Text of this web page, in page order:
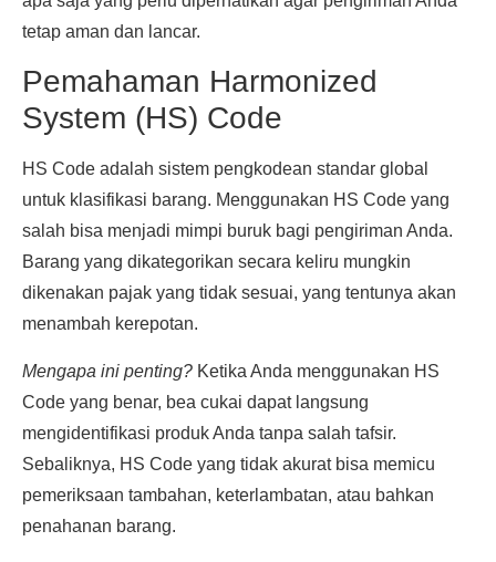
tetap aman dan lancar.
Pemahaman Harmonized
System (HS) Code
HS Code adalah sistem pengkodean standar global
untuk klasifikasi barang. Menggunakan HS Code yang
salah bisa menjadi mimpi buruk bagi pengiriman Anda.
Barang yang dikategorikan secara keliru mungkin
dikenakan pajak yang tidak sesuai, yang tentunya akan
menambah kerepotan.
Mengapa ini penting? Ketika Anda menggunakan HS
Code yang benar, bea cukai dapat langsung
mengidentifikasi produk Anda tanpa salah tafsir.
Sebaliknya, HS Code yang tidak akurat bisa memicu
pemeriksaan tambahan, keterlambatan, atau bahkan
penahanan barang.